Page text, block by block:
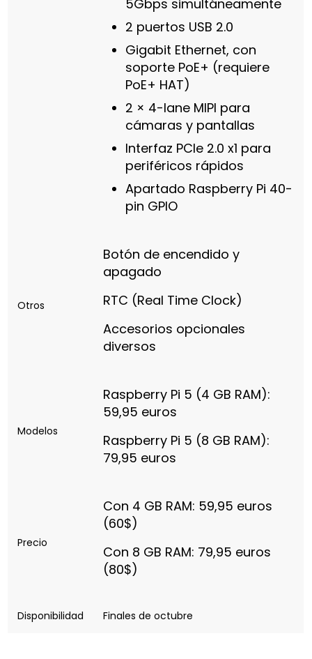
5Gbps simultáneamente
2 puertos USB 2.0
Gigabit Ethernet, con
soporte PoE+ (requiere
PoE+ HAT)
2 × 4-lane MIPI para
cámaras y pantallas
Interfaz PCIe 2.0 x1 para
periféricos rápidos
Apartado Raspberry Pi 40-
pin GPIO
Otros
Botón de encendido y
apagado
RTC (Real Time Clock)
Accesorios opcionales
diversos
Modelos
Raspberry Pi 5 (4 GB RAM):
59,95 euros
Raspberry Pi 5 (8 GB RAM):
79,95 euros
Precio
Con 4 GB RAM: 59,95 euros
(60$)
Con 8 GB RAM: 79,95 euros
(80$)
Disponibilidad Finales de octubre